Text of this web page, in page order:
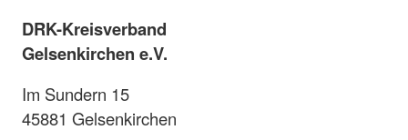
DRK-Kreisverband
Gelsenkirchen e.V.
Im Sundern 15
45881 Gelsenkirchen